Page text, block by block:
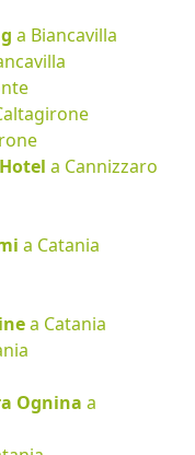
a Biancavilla
a Cannizzaro
a Catania
a Catania
Ognina a